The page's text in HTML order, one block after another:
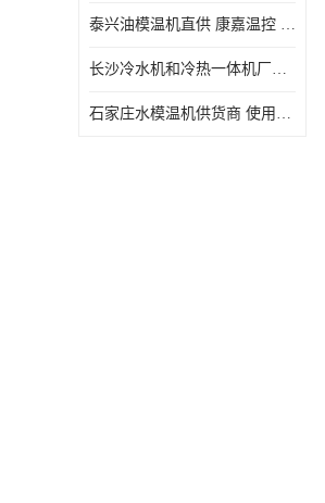
泰兴油模温机直供 康嘉温控 使用便捷
长沙冷水机和冷热一体机厂家电话 库存充足
石家庄水模温机供货商 使用便捷